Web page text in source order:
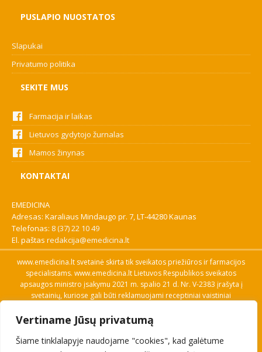
Vertiname Jūsų privatumą
Šiame tinklalapyje naudojame "cookies", kad galėtume
PUSLAPIO NUOSTATOS
Slapukai
Privatumo politika
SEKITE MUS
Farmacija ir laikas
Lietuvos gydytojo žurnalas
Mamos žinynas
KONTAKTAI
EMEDICINA
Adresas: Karaliaus Mindaugo pr. 7, LT-44280 Kaunas
Telefonas: 8 (37) 22 10 49
El. paštas redakcija@emedicina.lt
www.emedicina.lt svetainė skirta tik sveikatos priežiūros ir farmacijos
specialistams. www.emedicina.lt Lietuvos Respublikos sveikatos
apsaugos ministro įsakymu 2021 m. spalio 21 d. Nr. V-2383 įrašyta į
svetainių, kuriose gali būti reklamuojami receptiniai vaistiniai
savo profesinę kvalifikaciją. Naudingos nuorodos: Vaistų ir medicinos
pagalbos priemonių kainų paieška, VVKT tinklalapis, Sveikatos
priežiūros ar farmacijos specialisto pranešimo apie įtariamą